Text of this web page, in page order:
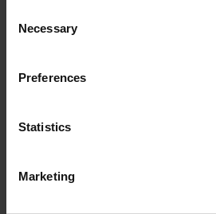
Selection
Necessary
Preferences
Statistics
Marketing
Manta abrasiva de qualidade
superfícies para polimento e
gerais de acabamento.